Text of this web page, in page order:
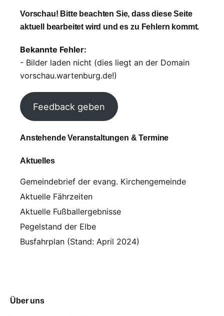
Vorschau! Bitte beachten Sie, dass diese Seite
aktuell bearbeitet wird und es zu Fehlern kommt.
Bekannte Fehler:
- Bilder laden nicht (dies liegt an der Domain
vorschau.wartenburg.de!)
Feedback geben
Anstehende Veranstaltungen & Termine
Aktuelles
Gemeindebrief der evang. Kirchengemeinde
Aktuelle Fährzeiten
Aktuelle Fußballergebnisse
Pegelstand der Elbe
Busfahrplan (Stand: April 2024)
Über uns